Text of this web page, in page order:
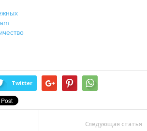
Twitter
Следующая статья